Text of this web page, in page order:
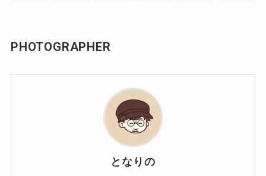
PHOTOGRAPHER
となりの